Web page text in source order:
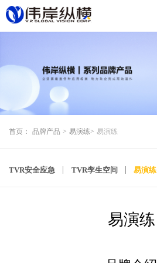
首页： 品牌产品 > 易演练> 易演练
TVR安全应急 TVR孪生空间 易演练
易演练